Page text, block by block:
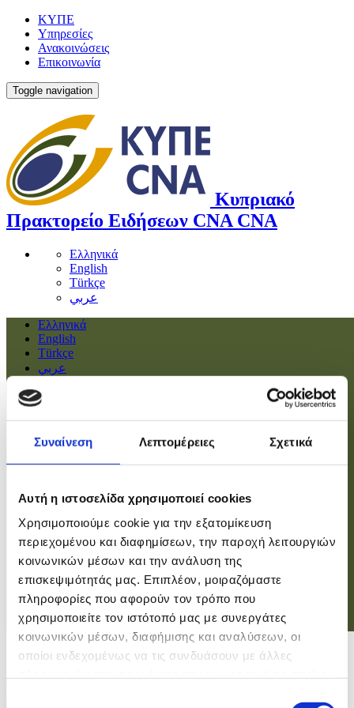
Συναίνεση Λεπτομέρειες Σχετικά
Αυτή η ιστοσελίδα χρησιμοποιεί cookies
Χρησιμοποιούμε cookie για την εξατομίκευση
περιεχομένου και διαφημίσεων, την παροχή λειτουργιών
κοινωνικών μέσων και την ανάλυση της
επισκεψιμότητάς μας. Επιπλέον, μοιραζόμαστε
πληροφορίες που αφορούν τον τρόπο που
χρησιμοποιείτε τον ιστότοπό μας με συνεργάτες
κοινωνικών μέσων, διαφήμισης και αναλύσεων, οι
οποίοι ενδεχομένως να τις συνδυάσουν με άλλες
ΚΥΠΕ
Υπηρεσίες
Ανακοινώσεις
Επικοινωνία
Toggle navigation
Κυπριακό
Πρακτορείο Ειδήσεων CNA CNA
Ελληνικά
English
Türkçe
عربي
Ελληνικά
English
Türkçe
عربي
Αρχική
Πολιτική
Οικονομία
Βουλή
Εσωτερικά
Ευρώπη
Κόσμος
Αθλητικά
Virals
Επιστήμες
Σύνδεση
Σύνδεση